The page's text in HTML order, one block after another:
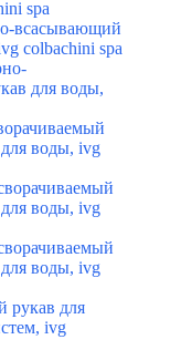
spa
всасывающий
colbachini spa
для воды,
воды, ivg
воды, ivg
воды, ivg
рукав для
ivg